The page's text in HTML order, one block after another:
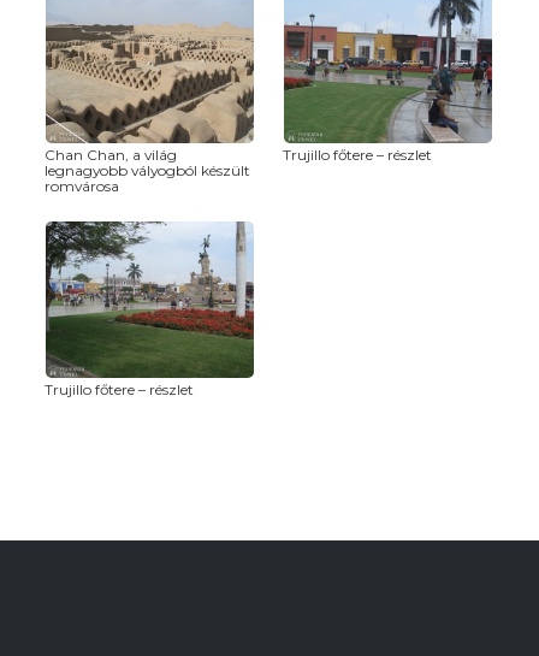
Chan Chan, a világ
legnagyobb vályogból készült
romvárosa
Trujillo főtere – részlet
Trujillo főtere – részlet